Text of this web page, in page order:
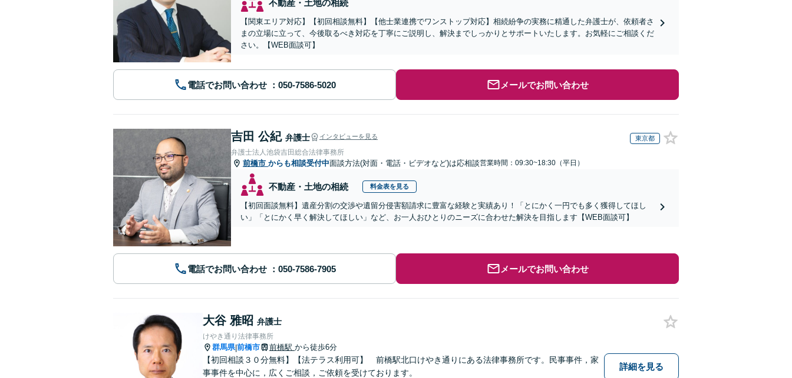
不動産・土地の相続
【関東エリア対応】【初回相談無料】【他士業連携でワンストップ対応】相続紛争の実務に精通した弁護士が、依頼者さ
まの立場に立って、今後取るべき対応を丁寧にご説明し、解決までしっかりとサポートいたします。お気軽にご相談くだ
さい。【WEB面談可】
電話でお問い合わせ メールでお問い合わせ
吉田 公紀 弁護士 インタビューを見る 東京都
弁護士法人池袋吉田総合法律事務所
前橋市 からも相談受付中面談方法(対面・電話・ビデオなど)は応相談営業時間：09:30~18:30（平日）
不動産・土地の相続 料金表を見る
【初回面談無料】遺産分割の交渉や遺留分侵害額請求に豊富な経験と実績あり！「とにかく一円でも多く獲得してほし
い」「とにかく早く解決してほしい」など、お一人おひとりのニーズに合わせた解決を目指します【WEB面談可】
電話でお問い合わせ メールでお問い合わせ
大谷 雅昭 弁護士
けやき通り法律事務所
群馬県|前橋市 前橋駅 から徒歩6分
【初回相談３０分無料】【法テラス利用可】 前橋駅北口けやき通りにある法律事務所です。民事事件，家
事事件を中心に，広くご相談，ご依頼を受けております。
詳細を見る